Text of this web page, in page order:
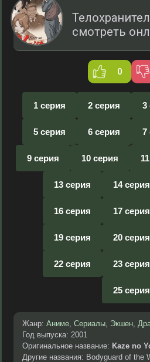
смотреть
0
1 серия 2 серия 3
5 серия 6 серия 7
9 серия 10 серия
13 серия 14 серия
16 серия 17 серия
19 серия 20 серия
22 серия 23 серия
25 серия
Жанр: Аниме, Сериалы, Экшен,
Год выпуска: 2001
Оригинальное название: Kaze no
Другие названия: Bodyguard of the